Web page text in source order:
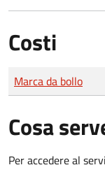
Costi
Tipo di pagamento
Importo
Marca da bollo
Cosa
Per accedere al